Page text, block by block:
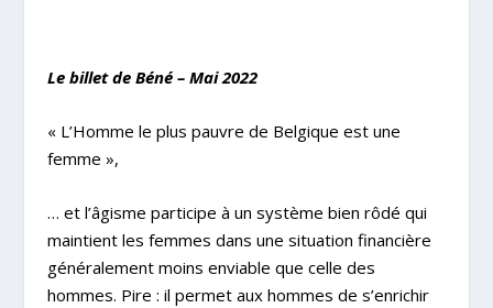
Le billet de Béné – Mai 2022
« L’Homme le plus pauvre de Belgique est une
femme »,
… et l’âgisme participe à un système bien rôdé qui
maintient les femmes dans une situation financière
généralement moins enviable que celle des
hommes. Pire : il permet aux hommes de s’enrichir